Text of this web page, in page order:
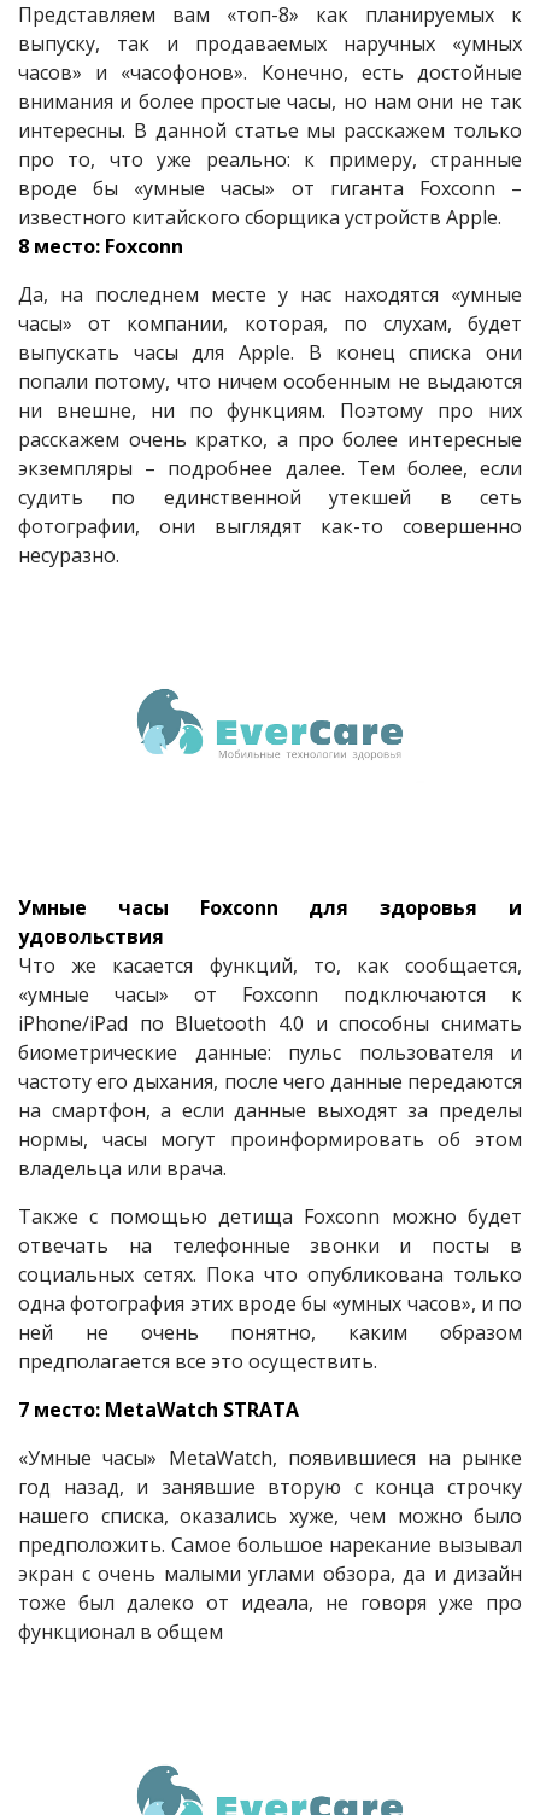
Представляем вам «топ-8» как планируемых к
выпуску, так и продаваемых наручных «умных
часов» и «часофонов». Конечно, есть достойные
внимания и более простые часы, но нам они не так
интересны. В данной статье мы расскажем только
про то, что уже реально: к примеру, странные
вроде бы «умные часы» от гиганта Foxconn –
известного китайского сборщика устройств Apple.
8 место: Foxconn
Да, на последнем месте у нас находятся «умные
часы» от компании, которая, по слухам, будет
выпускать часы для Apple. В конец списка они
попали потому, что ничем особенным не выдаются
ни внешне, ни по функциям. Поэтому про них
расскажем очень кратко, а про более интересные
экземпляры – подробнее далее. Тем более, если
судить по единственной утекшей в сеть
фотографии, они выглядят как-то совершенно
несуразно.
Умные часы Foxconn для здоровья и
удовольствия
Что же касается функций, то, как сообщается,
«умные часы» от Foxconn подключаются к
iPhone/iPad по Bluetooth 4.0 и способны снимать
биометрические данные: пульс пользователя и
частоту его дыхания, после чего данные передаются
на смартфон, а если данные выходят за пределы
нормы, часы могут проинформировать об этом
владельца или врача.
Также с помощью детища Foxconn можно будет
отвечать на телефонные звонки и посты в
социальных сетях. Пока что опубликована только
одна фотография этих вроде бы «умных часов», и по
ней не очень понятно, каким образом
предполагается все это осуществить.
7 место: MetaWatch STRATA
«Умные часы» MetaWatch, появившиеся на рынке
год назад, и занявшие вторую с конца строчку
нашего списка, оказались хуже, чем можно было
предположить. Самое большое нарекание вызывал
экран с очень малыми углами обзора, да и дизайн
тоже был далеко от идеала, не говоря уже про
функционал в общем